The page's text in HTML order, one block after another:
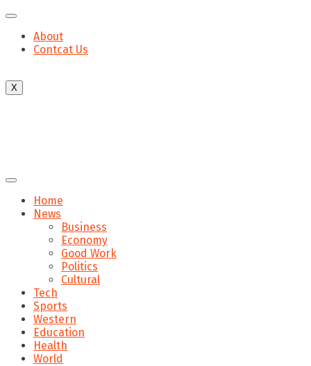
About
Contcat Us
X
Home
News
Business
Economy
Good Work
Politics
Cultural
Tech
Sports
Western
Education
Health
World